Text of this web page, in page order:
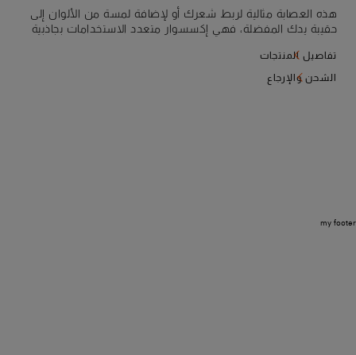
هذه العصابة مثالية لربط شعرك أو لإضافة لمسة من الألوان إلى
حقيبة يدك المفضلة، فهي إكسسوار متعدد الاستخدامات بجاذبية
سطح الماء، فتبدو مثل إضاءة متحركة تتحول تدريجيًا إلى شكل حرف
S البارز. نموذج يجمع بين حرفية إقليم ماركي وجمال المنطقة الحافل
تفاصيل المنتجات
الشحن والإرجاع
my footer